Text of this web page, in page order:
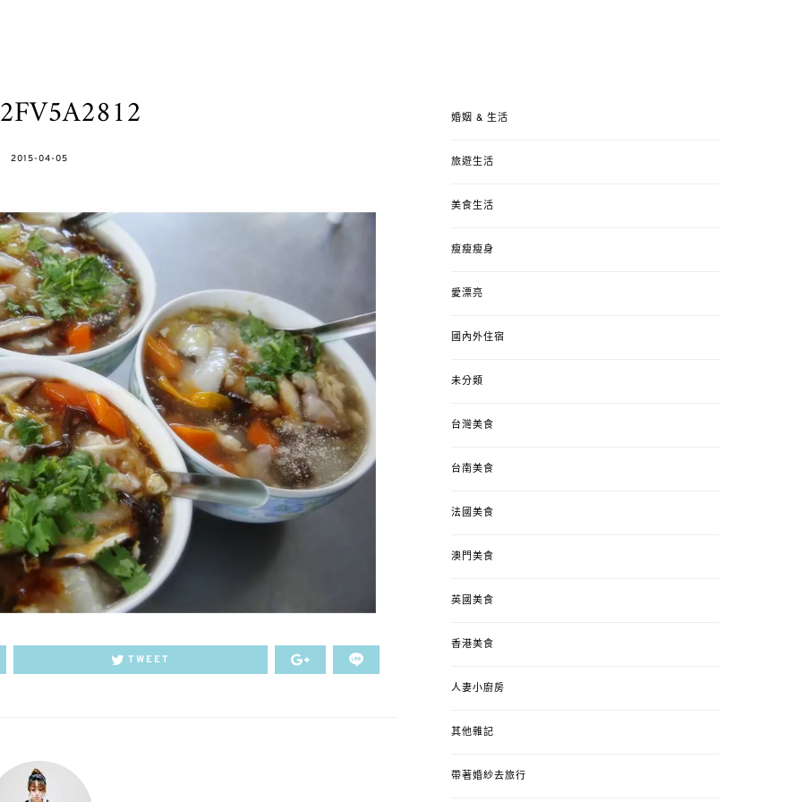
POSTED
2015-04-05
TWEET
婚姻 & 生活
旅遊生活
美食生活
瘦瘦瘦身
愛漂亮
國內外住宿
未分類
台灣美食
台南美食
法國美食
澳門美食
英國美食
香港美食
人妻小廚房
其他雜記
帶著婚紗去旅行